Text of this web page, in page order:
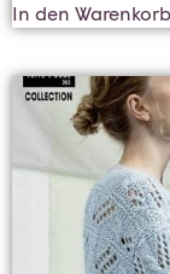
In den Warenkorb